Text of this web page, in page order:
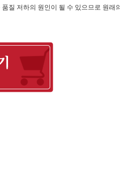
질 저하의 원인이 될 수 있으므로 원래